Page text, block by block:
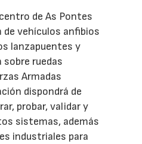
de As Pontes
vehículos anfibios
lanzapuentes y
ruedas
Armadas
dispondrá de
probar, validar y
sistemas, además
industriales para